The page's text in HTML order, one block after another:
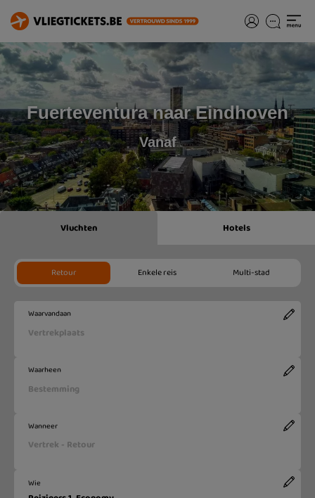
Fuerteventura naar Eindhoven
Vanaf